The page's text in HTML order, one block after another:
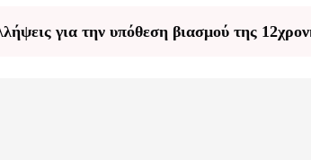
για την υπόθεση βιασμού της